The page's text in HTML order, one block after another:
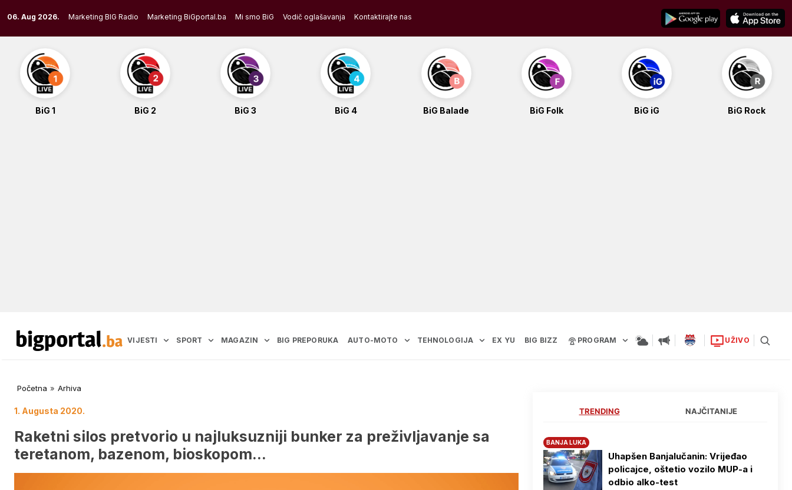
to
content
06. Aug 2026. Marketing BIG Radio Marketing BiGportal.ba Mi smo BiG Vodič oglašavanja Kontaktirajte nas
BiG 1 BiG 2 BiG 3 BiG 4 BiG Balade BiG Folk BiG iG BiG Rock
VIJESTI SPORT MAGAZIN BIG PREPORUKA AUTO-MOTO TEHNOLOGIJA EX YU BIG BIZZ PROGRAM UŽIVO
Početna » Arhiva
1. Augusta 2020.
Raketni silos pretvorio u najluksuzniji bunker za preživljavanje sa
teretanom, bazenom, bioskopom…
TRENDING NAJČITANIJE
BANJA LUKA
Uhapšen Banjalučanin: Vrijeđao
policajce, oštetio vozilo MUP-a i
odbio alko-test